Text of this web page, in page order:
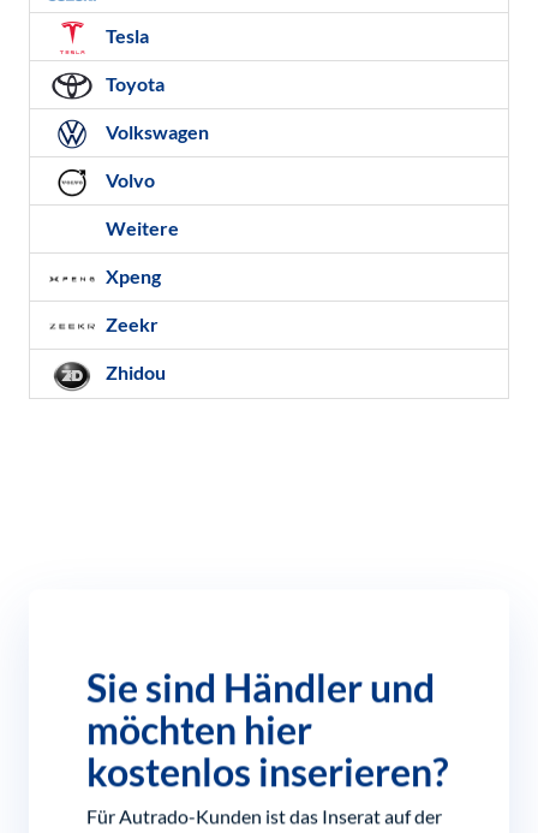
Tesla
Toyota
Volkswagen
Volvo
Weitere
Xpeng
Zeekr
Zhidou
Sie sind Händler und
möchten hier
kostenlos inserieren?
Für Autrado-Kunden ist das Inserat auf der